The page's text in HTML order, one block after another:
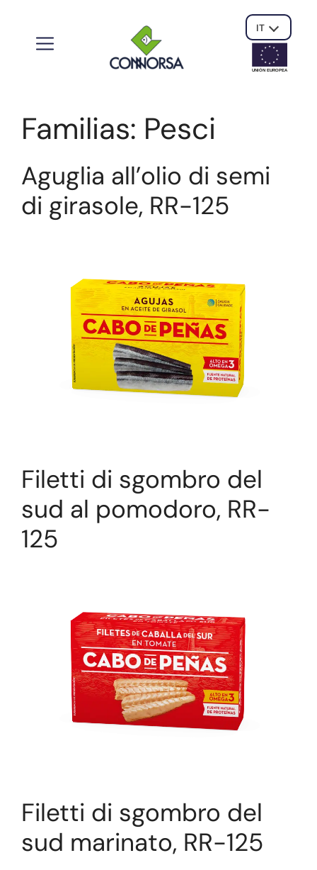
IT
UNIÓN EUROPEA
Familias: Pesci
Aguglia all’olio di semi
di girasole, RR-125
Filetti di sgombro del
sud al pomodoro, RR-
125
Filetti di sgombro del
sud marinato, RR-125